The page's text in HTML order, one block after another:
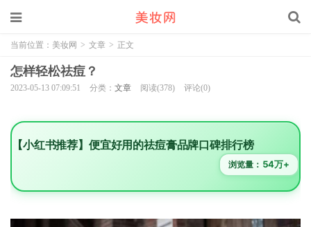
当前位置： 美妆网 > 文章 > 正文
怎样轻松祛痘？
2023-05-13 07:09:51 分类： 文章 阅读(378) 评论(0)
【小红书推荐】便宜好用的祛痘膏品牌口碑排行榜
浏览量： 54万+